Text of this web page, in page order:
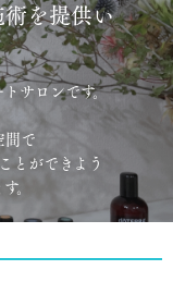
を提供い
トサロンです。
間で
とができよう
。